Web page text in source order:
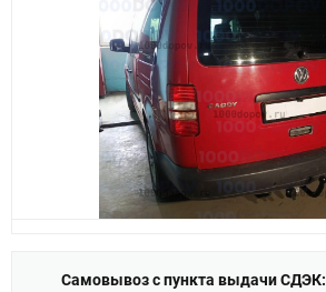
Самовывоз с пункта выдачи СДЭК: